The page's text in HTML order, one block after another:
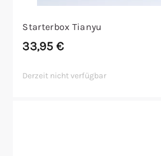
Starterbox Tianyu
33,95€
Derzeit nicht verfügbar